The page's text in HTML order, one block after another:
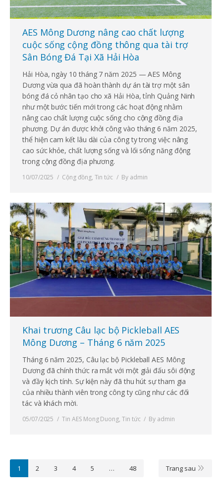
AES Mông Dương nâng cao chất lượng
cuộc sống cộng đồng thông qua tài trợ
Sân Bóng Đá Tại Xã Hải Hòa
Hải Hòa, ngày 10 tháng 7 năm 2025 — AES Mông
Dương vừa qua đã hoàn thành dự án tài trợ một sân
bóng đá cỏ nhân tạo cho xã Hải Hòa, tỉnh Quảng Ninh
như một bước tiến mới trong các hoạt động nhằm
nâng cao chất lượng cuộc sống cho cộng đồng địa
phương. Dự án được khởi công vào tháng 6 năm 2025,
thể hiện cam kết lâu dài của công ty trong việc nâng
cao sức khỏe, chất lượng sống và lối sống năng động
trong cộng đồng địa phương.
10/07/2025 Cộng đồng, Tin tức By admin
Khai trương Câu lạc bộ Pickleball AES
Mông Dương – Tháng 6 năm 2025
Tháng 6 năm 2025, Câu lạc bộ Pickleball AES Mông
Dương đã chính thức ra mắt với một giải đấu sôi động
và đầy kịch tính. Sự kiện này đã thu hút sự tham gia
của nhiều thành viên trong công ty cũng như các đối
tác và khách mời.
05/07/2025 Tin AES Mong Duong, Tin tức By admin
1 2 3 4 5 … 48 Trang sau